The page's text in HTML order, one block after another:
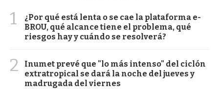
1
¿Por qué está lenta o se cae la plataforma e-
BROU, qué alcance tiene el problema, qué
riesgos hay y cuándo se resolverá?
2
Inumet prevé que "lo más intenso" del ciclón
extratropical se dará la noche del jueves y
madrugada del viernes